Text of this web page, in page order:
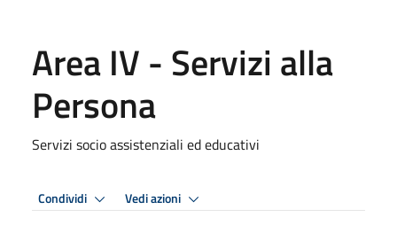
Area IV - Servizi alla
Persona
Servizi socio assistenziali ed educativi
Condividi Vedi azioni